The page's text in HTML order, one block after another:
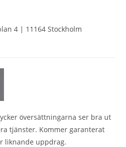
4 | 11164 Stockholm
översättningarna ser bra ut
tjänster. Kommer garanterat
liknande uppdrag.